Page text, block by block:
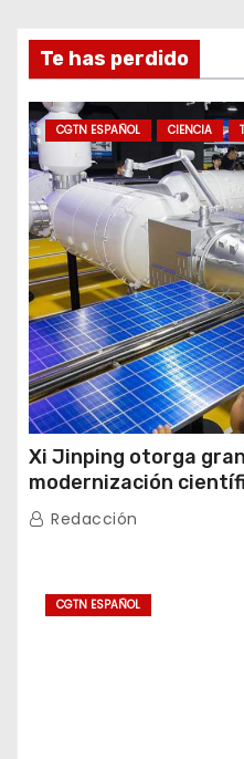
Te has perdido
CGTN ESPAÑOL CIENCIA
Xi Jinping otorga
modernización
Redacción
CGTN ESPAÑOL